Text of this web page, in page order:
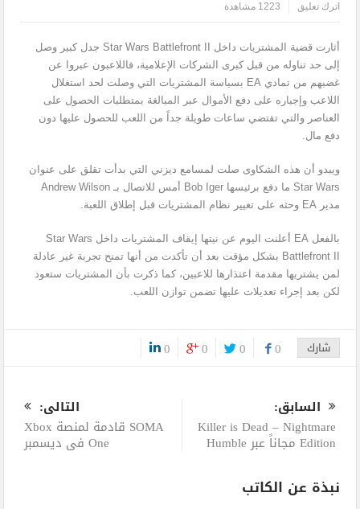
اترك تعليق
1223 مشاهدة
أثارت قضية المشتريات داخل Star Wars Battlefront II جدل كبير وصل
إلى حد تناوله من قبل كبرى الشركات الإعلامية، فاللاعبون عبروا عن
غضبهم من تمادي EA بسياسة المشتريات التي وصلت لحد استغلال
اللاعب وإجباره على دفع الأموال عبر المبالغة بمتطلبات الحصول على
العناصر والتي تقتضي ساعات طويلة جداً من اللعب للحصول عليها دون
دفع مال.
ويبدو أن هذه الشكاوى صلت لمسامع ديزني التي بدأت تقلق على عنوان
Star Wars ما دفع برئيسها Bob Iger أمس للاتصال بـ Andrew Wilson
مدير EA وحثه على تغيير نظام المشتريات قبل إطلاق اللعبة.
بالفعل EA أعلنت اليوم عن نيتها إيقاف المشتريات داخل Star Wars
Battlefront II بشكل مؤقت بعد أن تأكدت من أنها تمنح تجربة غير عادلة
لمن يشتريها مقدمة اعتذارها للاعبين، كما ذكرت بأن المشتريات ستعود
لكن بعد إجراء تعديلات عليها تضمن توازن اللعب.
شارك 0
0
0
0
السابق:
Killer is Dead – Nightmare
Edition مجاناً عبر Humble
التالى:
SOMA قادمة لمنصة Xbox
One في ديسمبر
نبذة عن الكاتب